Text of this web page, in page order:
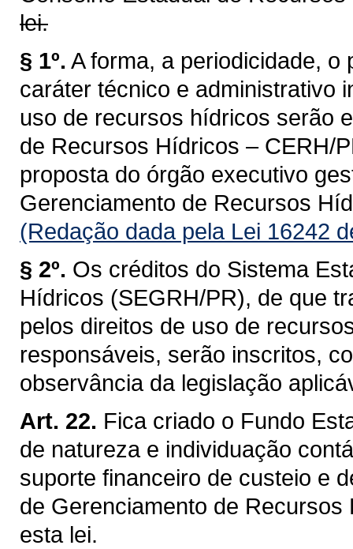
lei.
§ 1º. A forma, a periodicidade,
caráter técnico e administrativo
uso de recursos hídricos serão
de Recursos Hídricos – CERH/
proposta do órgão executivo
Gerenciamento de Recursos
(Redação dada pela Lei 16242
§ 2º. Os créditos do Sistema
Hídricos (SEGRH/PR), de que
pelos direitos de uso de
responsáveis, serão inscritos,
observância da legislação
Art. 22. Fica criado o Fundo
de natureza e individuação
suporte financeiro de custeio e
de Gerenciamento de
esta lei.